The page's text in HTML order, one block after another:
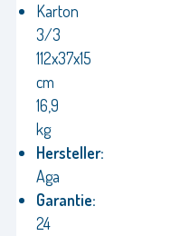
Karton
3/3
112x37x15
cm
16,9
kg
Hersteller:
Aga
Garantie:
24